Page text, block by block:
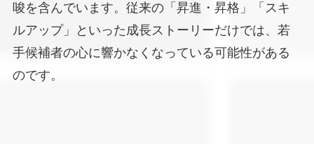
唆を含んでいます。従来の「昇進・昇格」「スキ
ルアップ」といった成長ストーリーだけでは、若
手候補者の心に響かなくなっている可能性がある
のです。